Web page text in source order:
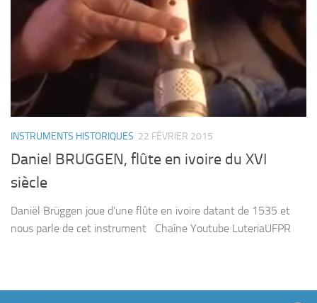
INSTRUMENTS HISTORIQUES 22 FÉVRIER 2015
Daniel BRUGGEN, flûte en ivoire du XVI
siècle
Daniël Brüggen joue d’une flûte en ivoire datant de 1535 et
nous parle de cet instrument Chaîne Youtube LuteriaUFPR